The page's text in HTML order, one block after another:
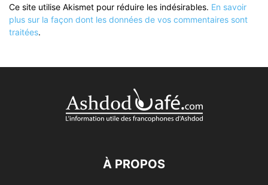
Ce site utilise Akismet pour réduire les indésirables. En savoir
plus sur la façon dont les données de vos commentaires sont
traitées.
À PROPOS